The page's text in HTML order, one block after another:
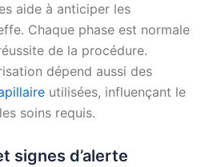
aide à anticiper les
Chaque phase est normale
de la procédure.
dépend aussi des
utilisées, influençant le
soins requis.
signes d’alerte